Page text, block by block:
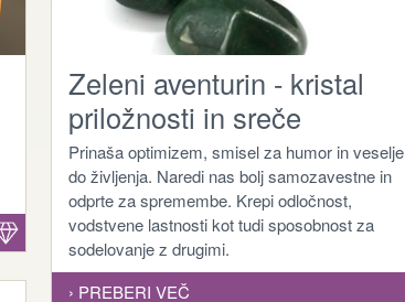
Zeleni aventurin - kristal
priložnosti in sreče
Prinaša optimizem, smisel za humor in veselje
do življenja. Naredi nas bolj samozavestne in
odprte za spremembe. Krepi odločnost,
vodstvene lastnosti kot tudi sposobnost za
sodelovanje z drugimi.
› PREBERI VEČ